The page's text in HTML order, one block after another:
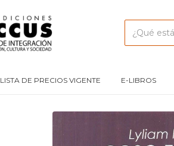
LISTA DE PRECIOS VIGENTE E-LIBROS